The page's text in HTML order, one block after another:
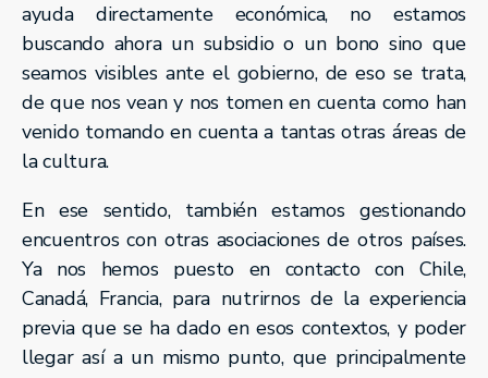
ayuda directamente económica, no estamos
buscando ahora un subsidio o un bono sino que
seamos visibles ante el gobierno, de eso se trata,
de que nos vean y nos tomen en cuenta como han
venido tomando en cuenta a tantas otras áreas de
la cultura.
En ese sentido, también estamos gestionando
encuentros con otras asociaciones de otros países.
Ya nos hemos puesto en contacto con Chile,
Canadá, Francia, para nutrirnos de la experiencia
previa que se ha dado en esos contextos, y poder
llegar así a un mismo punto, que principalmente